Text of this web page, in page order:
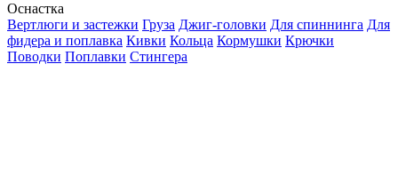
Оснастка
Вертлюги и застежки Груза Джиг-головки Для спиннинга Для
фидера и поплавка Кивки Кольца Кормушки Крючки
Поводки Поплавки Стингера